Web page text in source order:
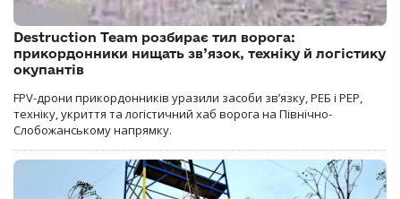
Destruction Team розбирає тил ворога:
прикордонники нищать зв’язок, техніку й логістику
окупантів
FPV-дрони прикордонників уразили засоби зв’язку, РЕБ і РЕР,
техніку, укриття та логістичний хаб ворога на Північно-
Слобожанському напрямку.